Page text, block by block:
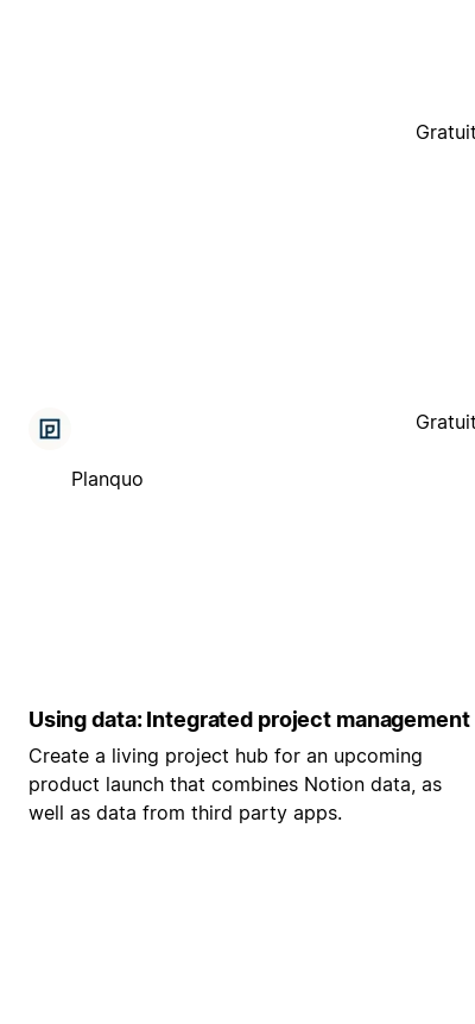
Gratuit
Planquo
Gratuit
Using data: Integrated project management
Create a living project hub for an upcoming
product launch that combines Notion data, as
well as data from third party apps.